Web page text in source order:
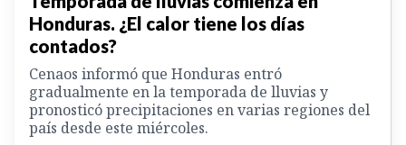
Honduras. ¿El calor tiene los días
contados?
Cenaos informó que Honduras entró
gradualmente en la temporada de lluvias y
pronosticó precipitaciones en varias regiones del
país desde este miércoles.